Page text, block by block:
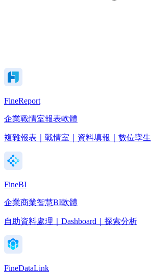
FineReport
企業戰情室報表軟體
複雜報表｜戰情室｜資料填報｜數位孿生
FineBI
企業商業智慧BI軟體
自助資料處理｜Dashboard｜探索分析
FineDataLink